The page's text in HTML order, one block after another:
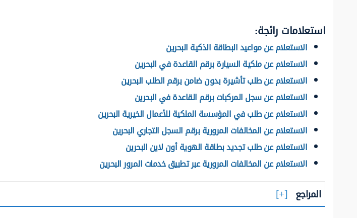
استعلامات رائجة:
الاستعلام عن مواعيد البطاقة الذكية البحرين
الاستعلام عن ملكية السيارة برقم القاعدة في البحرين
الاستعلام عن طلب تأشيرة بدون ضامن برقم الطلب البحرين
الاستعلام عن سجل المركبات برقم القاعدة في البحرين
الاستعلام عن طلب في المؤسسة الملكية للأعمال الخيرية البحرين
الاستعلام عن المخالفات المرورية برقم السجل التجاري البحرين
الاستعلام عن طلب تجديد بطاقة الهوية أون لاين البحرين
الاستعلام عن المخالفات المرورية عبر تطبيق خدمات المرور البحرين
المراجع